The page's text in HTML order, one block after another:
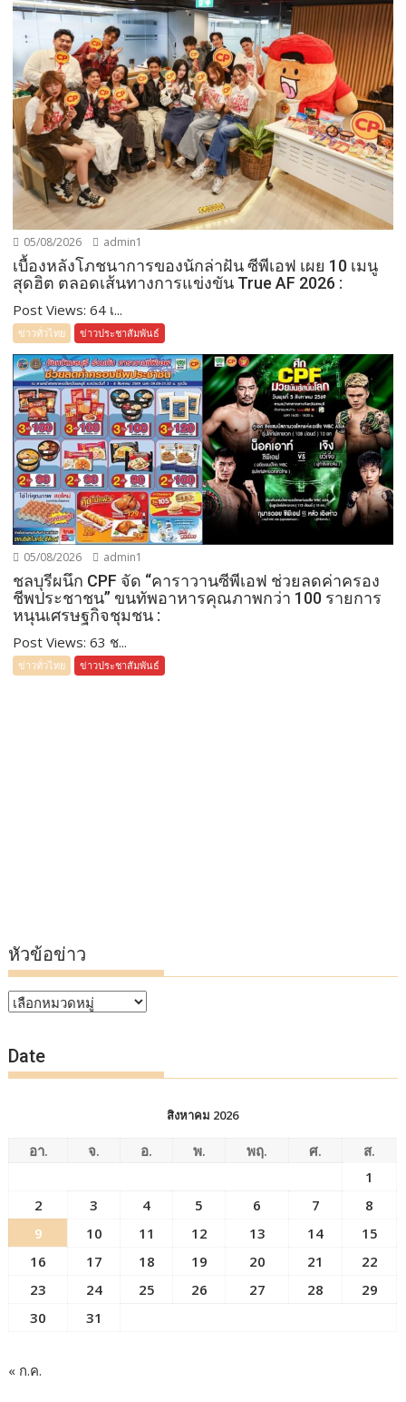
05/08/2026 admin1
เบื้องหลังโภชนาการของนักล่าฝัน ซีพีเอฟ เผย 10 เมนู
สุดฮิต ตลอดเส้นทางการแข่งขัน True AF 2026 :
Post Views: 64 เ...
ข่าวทั่วไทย ข่าวประชาสัมพันธ์
05/08/2026 admin1
ชลบุรีผนึก CPF จัด “คาราวานซีพีเอฟ ช่วยลดค่าครอง
ชีพประชาชน” ขนทัพอาหารคุณภาพกว่า 100 รายการ
หนุนเศรษฐกิจชุมชน :
Post Views: 63 ช...
ข่าวทั่วไทย ข่าวประชาสัมพันธ์
หัวข้อข่าว
หัวข้อ
Date
สิงหาคม 2026
อา. จ. อ. พ. พฤ. ศ.
ส.
1
2
3 4 5 6 7
8
9
10 11 12 13 14
15
16
17 18 19 20 21
22
23
24 25 26 27 28
29
30
31
« ก.ค.